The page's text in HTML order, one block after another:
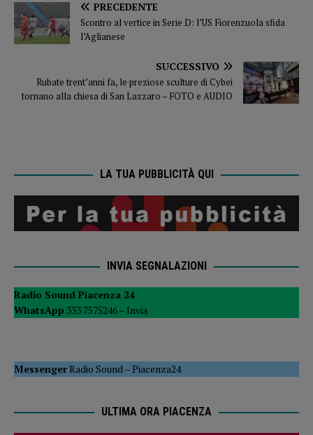
PRECEDENTE
Scontro al vertice in Serie D: l’US Fiorenzuola sfida
l’Aglianese
SUCCESSIVO
Rubate trent’anni fa, le preziose sculture di Cybei
tornano alla chiesa di San Lazzaro – FOTO e AUDIO
LA TUA PUBBLICITÀ QUI
INVIA SEGNALAZIONI
Radio Sound Piacenza 24
WhatsApp 333 7575246 – Invia
MessengerRadio Sound –Piacenza24
ULTIMA ORA PIACENZA